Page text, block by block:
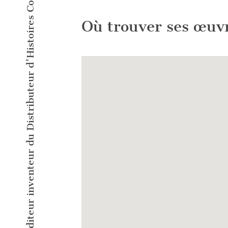
L'éditeur inventeur du Distributeur d'Histoires Courtes ! Où trouver ses